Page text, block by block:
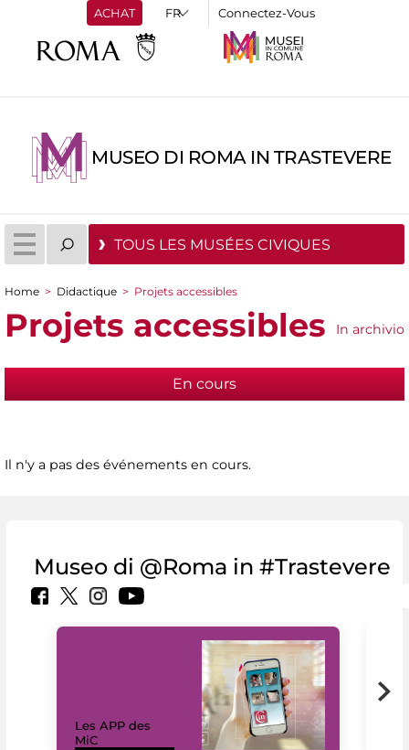
ACHAT Connectez-Vous
MUSEO DI ROMA IN TRASTEVERE
TOUS LES MUSÉES CIVIQUES
You are here
Home > Didactique > Projets accessibles
Projets accessibles In archivio
En cours
Il n'y a pas des événements en cours.
Museo di @Roma in #Trastevere
Les APP des
MiC